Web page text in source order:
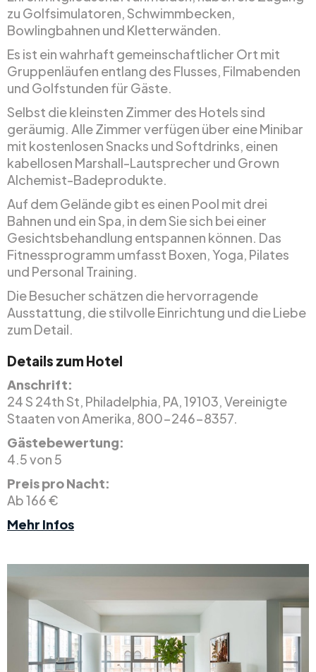
zu Golfsimulatoren, Schwimmbecken,
Bowlingbahnen und Kletterwänden.
Es ist ein wahrhaft gemeinschaftlicher Ort mit
Gruppenläufen entlang des Flusses, Filmabenden
und Golfstunden für Gäste.
Selbst die kleinsten Zimmer des Hotels sind
geräumig. Alle Zimmer verfügen über eine Minibar
mit kostenlosen Snacks und Softdrinks, einen
kabellosen Marshall-Lautsprecher und Grown
Alchemist-Badeprodukte.
Auf dem Gelände gibt es einen Pool mit drei
Bahnen und ein Spa, in dem Sie sich bei einer
Gesichtsbehandlung entspannen können. Das
Fitnessprogramm umfasst Boxen, Yoga, Pilates
und Personal Training.
Die Besucher schätzen die hervorragende
Ausstattung, die stilvolle Einrichtung und die Liebe
zum Detail.
Details zum Hotel
Anschrift:
24 S 24th St, Philadelphia, PA, 19103, Vereinigte
Staaten von Amerika, 800-246-8357.
Gästebewertung:
4.5 von 5
Preis pro Nacht:
Ab 166 €
Mehr Infos